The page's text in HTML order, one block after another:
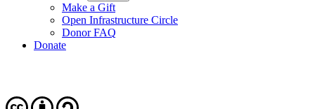
Make a Gift
Open Infrastructure Circle
Donor FAQ
Donate